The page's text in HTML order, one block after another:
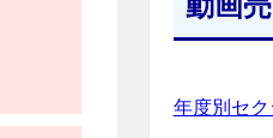
年度別セ